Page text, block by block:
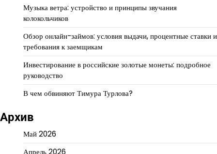
Музыка ветра: устройство и принципы звучания
колокольчиков
Обзор онлайн-займов: условия выдачи, процентные ставки и
требования к заемщикам
Инвестирование в российские золотые монеты: подробное
руководство
В чем обвиняют Тимура Турлова?
Архив
Май 2026
Апрель 2026